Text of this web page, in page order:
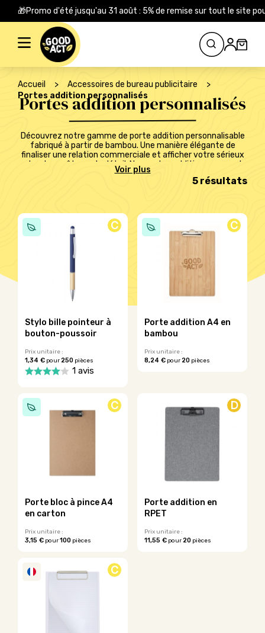
🎁Promo d'été jusqu'au 31 août : 5% de remise sur tout le site
Rechercher :
Accueil > Accessoires de bureau publicitaire
>
Portes addition personnalisés
Portes addition personnalisés
Découvrez notre gamme de porte addition personnalisable
fabriqué à partir de bambou. Une manière élégante de
finaliser une relation commerciale et afficher votre sérieux
et votre goût pour le détail. Nos portes additions peuvent
être personnalisés en gravant en ligne le logo de votre
entreprise. Tarif dégressif en fonction des quantités.
5 résultats
C
Stylo bille pointeur à
bouton-poussoir
Prix unitaire :
1,34 € pour250 pièces
1 avis
produit
a
plusieurs
sur
du
produit
C
Porte addition A4 en
bambou
Prix unitaire :
8,24 €pour20pièces
variations.
page
du
produit
C
Porte bloc à pince A4
en carton
Prix unitaire :
3,15 € pour100 pièces
D
Porte addition en
RPET
Prix unitaire :
11,55 €pour20pièces
C